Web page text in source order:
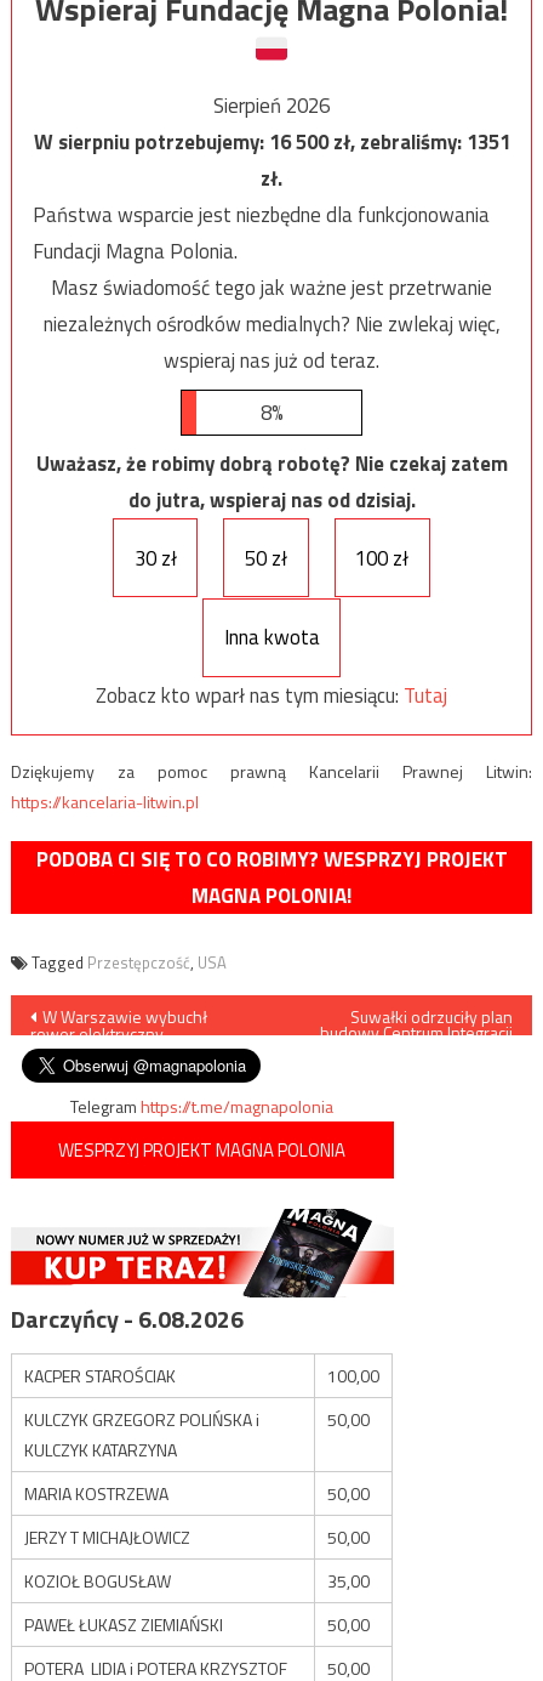
Sierpień 2026
W sierpniu potrzebujemy:16 500zł, zebraliśmy:1351
zł.
Państwa wsparcie jest niezbędne dla funkcjonowania
Fundacji Magna Polonia.
Masz świadomość tego jak ważne jest przetrwanie
niezależnych ośrodków medialnych? Nie zwlekaj więc,
wspieraj nas już od teraz.
8%
Uważasz, że robimy dobrą robotę? Nie czekaj zatem
do jutra, wspieraj nas od dzisiaj.
30 zł
50 zł 100 zł
Inna kwota
Zobacz kto wparł nas tym miesiącu: Tutaj
Dziękujemy za pomoc prawną Kancelarii Prawnej Litwin:
https://kancelaria-litwin.pl
PODOBA CI SIĘ TO CO ROBIMY? WESPRZYJ PROJEKT
MAGNA POLONIA!
Tagged Przestępczość, USA
Nawigacja
wpisu
W Warszawie wybuchł
rower elektryczny
Suwałki odrzuciły plan
budowy Centrum Integracji
Telegramhttps://t.me/magnapolonia
WESPRZYJ PROJEKT MAGNA POLONIA
Darczyńcy - 6.08.2026
KACPER STAROŚCIAK
100,00
KULCZYK GRZEGORZ POLIŃSKA i
KULCZYK KATARZYNA
50,00
MARIA KOSTRZEWA
50,00
JERZY T MICHAJŁOWICZ
50,00
KOZIOŁ BOGUSŁAW
35,00
PAWEŁ ŁUKASZ ZIEMIAŃSKI
50,00
POTERA LIDIA i POTERA KRZYSZTOF
50,00